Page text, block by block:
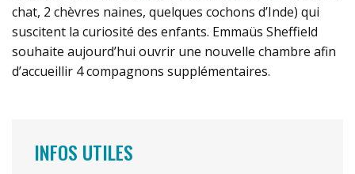
chat, 2 chèvres naines, quelques cochons d’Inde) qui
suscitent la curiosité des enfants. Emmaüs Sheffield
souhaite aujourd’hui ouvrir une nouvelle chambre afin
d’accueillir 4 compagnons supplémentaires.
INFOS UTILES